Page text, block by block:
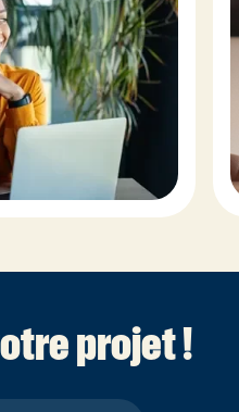
projet !